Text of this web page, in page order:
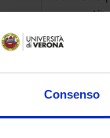
Consenso
a
Program